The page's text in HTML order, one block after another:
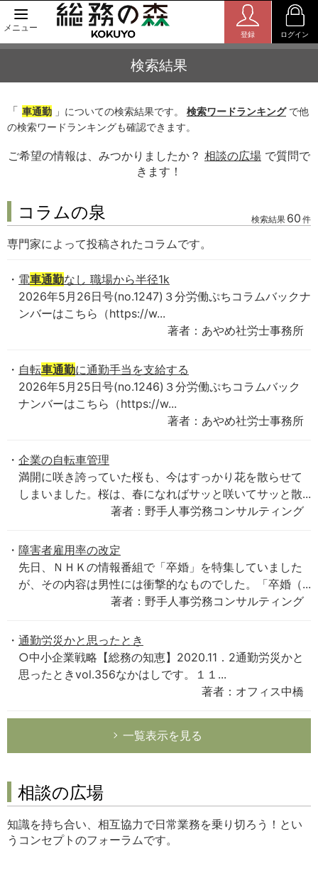
メニュー
登録 ログイン
検索結果
「 車通勤 」についての検索結果です。 検索ワードランキングで他
の検索ワードランキングも確認できます。
ご希望の情報は、みつかりましたか？ 相談の広場 で質問で
きます！
コラムの泉 検索結果 60 件
専門家によって投稿されたコラムです。
電車通勤なし 職場から半径1k
2026年5月26日号(no.1247)３分労働ぷちコラムバックナ
ンバーはこちら（https://w...
著者：あやめ社労士事務所
自転車通勤に通勤手当を支給する
2026年5月25日号(no.1246)３分労働ぷちコラムバック
ナンバーはこちら（https://w...
著者：あやめ社労士事務所
企業の自転車管理
満開に咲き誇っていた桜も、今はすっかり花を散らせて
しまいました。桜は、春になればサッと咲いてサッと散...
著者：野手人事労務コンサルティング
障害者雇用率の改定
先日、ＮＨＫの情報番組で「卒婚」を特集していました
が、その内容は男性には衝撃的なものでした。「卒婚（...
著者：野手人事労務コンサルティング
通勤労災かと思ったとき
○中小企業戦略【総務の知恵】2020.11．2通勤労災かと
思ったときvol.356なかはしです。１１...
著者：オフィス中橋
一覧表示を見る
相談の広場
知識を持ち合い、相互協力で日常業務を乗り切ろう！とい
うコンセプトのフォーラムです。